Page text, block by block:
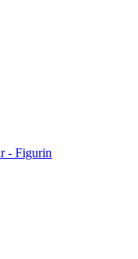
- Figurin